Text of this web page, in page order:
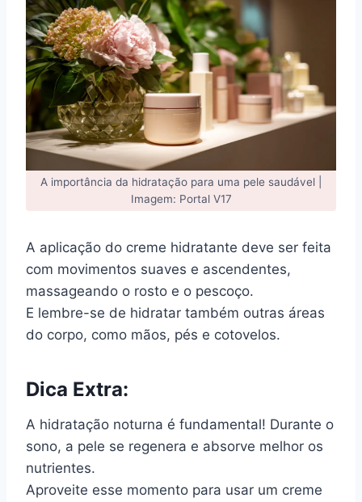
A importância da hidratação para uma pele saudável |
Imagem: Portal V17
A aplicação do creme hidratante deve ser feita
com movimentos suaves e ascendentes,
massageando o rosto e o pescoço.
E lembre-se de hidratar também outras áreas
do corpo, como mãos, pés e cotovelos.
Dica Extra:
A hidratação noturna é fundamental! Durante o
sono, a pele se regenera e absorve melhor os
nutrientes.
Aproveite esse momento para usar um creme